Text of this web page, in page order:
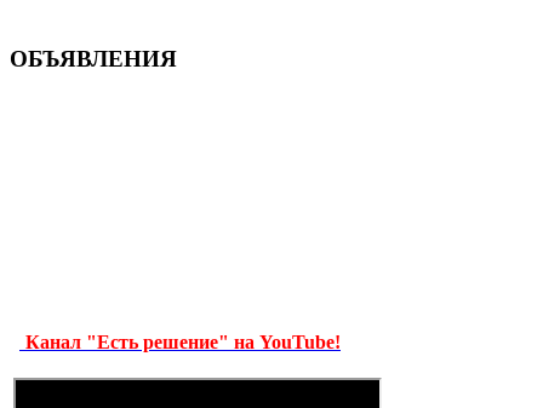
ОБЪЯВЛЕНИЯ
Канал "Есть решение" на YouTube!